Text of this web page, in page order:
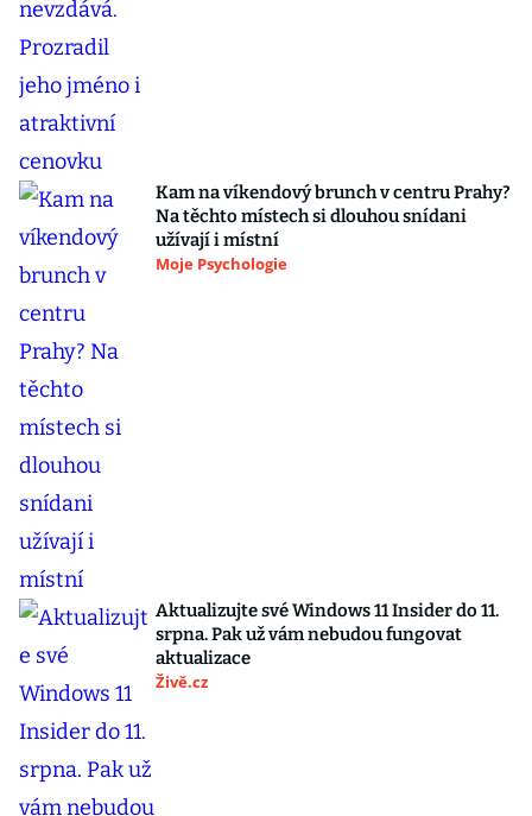
Kam na víkendový brunch v centru Prahy?
Na těchto místech si dlouhou snídani
užívají i místní
Moje Psychologie
Aktualizujte své Windows 11 Insider do 11.
srpna. Pak už vám nebudou fungovat
aktualizace
Živě.cz